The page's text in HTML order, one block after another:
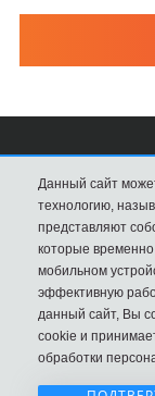
Сумки Louis
8 (495) 203-
Магазин в
Данный сайт
технологию,
представляют
которые
мобильном
эффективную
данный сайт, Вы
cookie и
обработки